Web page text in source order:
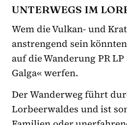
UNTERWEGS IM
Wem die Vulkan- und
anstrengend sein
auf die Wanderung PR LP
Galga« werfen.
Der Wanderweg führt
Lorbeerwaldes und ist